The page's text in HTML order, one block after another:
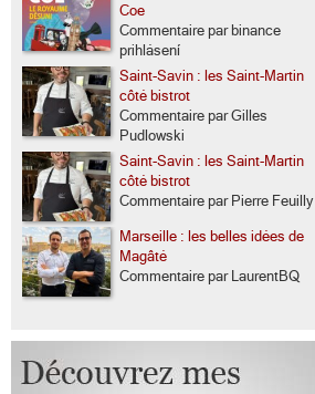
Coe
Commentaire par binance
prihlásení
Saint-Savin : les Saint-Martin
côté bistrot
Commentaire par Gilles
Pudlowski
Saint-Savin : les Saint-Martin
côté bistrot
Commentaire par Pierre Feuilly
Marseille : les belles idées de
Magâté
Commentaire par LaurentBQ